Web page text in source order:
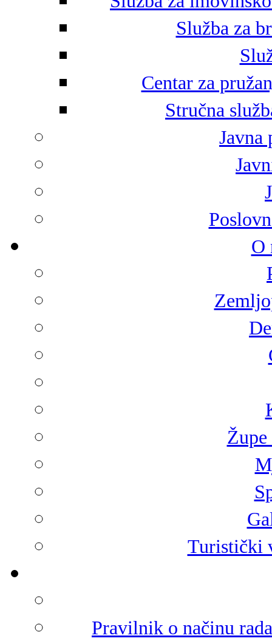
Služba za
Centar za
Stručna
Javna
O
Turistički
Pravilnik o načinu